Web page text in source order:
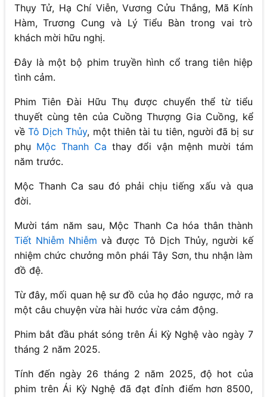
Thụy Tử, Hạ Chí Viễn, Vương Cửu Thắng, Mã Kính
Hàm, Trương Cung và Lý Tiểu Bàn trong vai trò
khách mời hữu nghị.
Đây là một bộ phim truyền hình cổ trang tiên hiệp
tình cảm.
Phim Tiên Đài Hữu Thụ được chuyển thể từ tiểu
thuyết cùng tên của Cuồng Thượng Gia Cuồng, kể
về Tô Dịch Thủy, một thiên tài tu tiên, người đã bị sư
phụ Mộc Thanh Ca thay đổi vận mệnh mười tám
năm trước.
Mộc Thanh Ca sau đó phải chịu tiếng xấu và qua
đời.
Mười tám năm sau, Mộc Thanh Ca hóa thân thành
Tiết Nhiễm Nhiễm và được Tô Dịch Thủy, người kế
nhiệm chức chưởng môn phái Tây Sơn, thu nhận làm
đồ đệ.
Từ đây, mối quan hệ sư đồ của họ đảo ngược, mở ra
một câu chuyện vừa hài hước vừa cảm động.
Phim bắt đầu phát sóng trên Ái Kỳ Nghệ vào ngày 7
tháng 2 năm 2025.
Tính đến ngày 26 tháng 2 năm 2025, độ hot của
phim trên Ái Kỳ Nghệ đã đạt đỉnh điểm hơn 8500,